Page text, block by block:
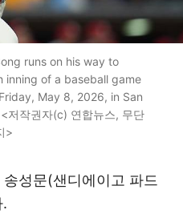
runs on his way to
of a baseball game
May 8, 2026, in San
저작권자(c) 연합뉴스, 무단
>
성문(샌디에이고 파드